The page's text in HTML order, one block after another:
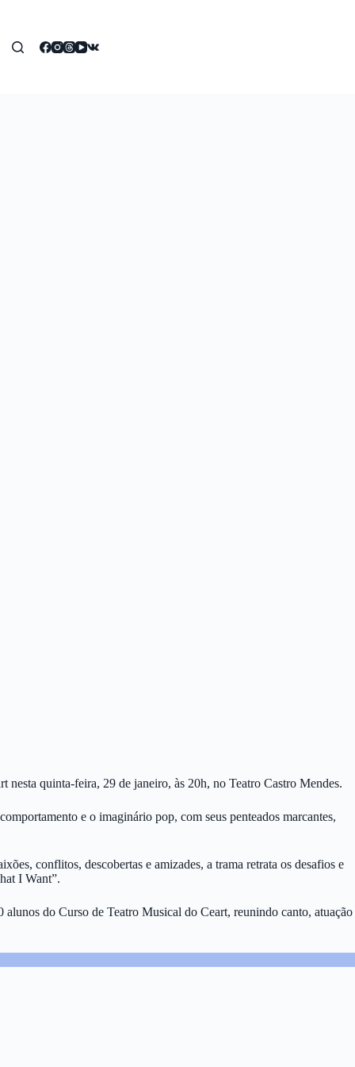
nesta quinta-feira, 29 de janeiro, às 20h, no Teatro Castro Mendes.
e o imaginário pop, com seus penteados marcantes,
conflitos, descobertas e amizades, a trama retrata os desafios e
I Want”.
do Curso de Teatro Musical do Ceart, reunindo canto, atuação